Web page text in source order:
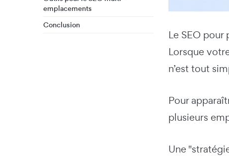
emplacements
Conclusion
Le SEO
Lorsque
n’est tout
Pour
plusieurs
Une